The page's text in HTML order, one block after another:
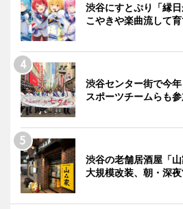
渋谷にすとぷり「縁
こやきや楽曲流して
渋谷センター街で今
スポーツチームらも
渋谷の老舗居酒屋「
大規模改装、朝・深